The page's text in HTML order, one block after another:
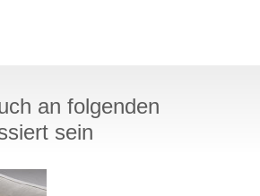
an folgenden
sein